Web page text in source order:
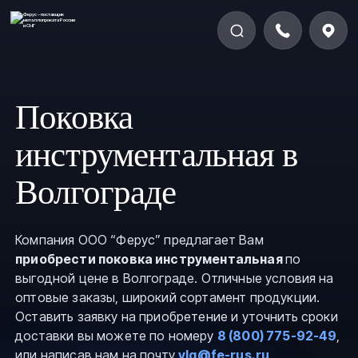
Поковка
инструментальная в
Волгограде
Компания ООО “Ферус” предлагает Вам
приобрести поковка инструментальнаяпо
выгодной цене в Волгограде. Отличные условия на
оптовые заказы, широкий сортамент продукции.
Оставить заявку на приобретение и уточнить сроки
доставки вы можете по номеру 8 (800) 775-92-49,